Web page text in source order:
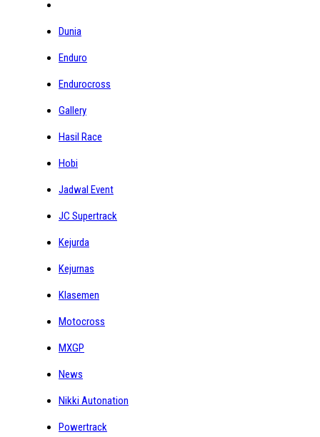
Dunia
Enduro
Endurocross
Gallery
Hasil Race
Hobi
Jadwal Event
JC Supertrack
Kejurda
Kejurnas
Klasemen
Motocross
MXGP
News
Nikki Autonation
Powertrack